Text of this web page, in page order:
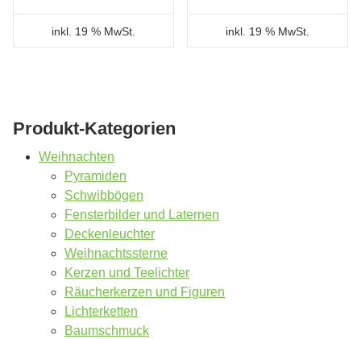
inkl. 19 % MwSt. inkl. 19 % MwSt.
Produkt-Kategorien
Weihnachten
Pyramiden
Schwibbögen
Fensterbilder und Laternen
Deckenleuchter
Weihnachtssterne
Kerzen und Teelichter
Räucherkerzen und Figuren
Lichterketten
Baumschmuck